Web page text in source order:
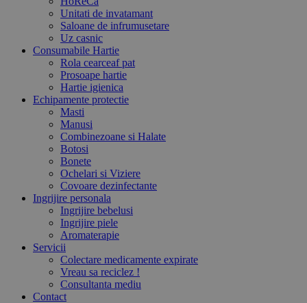
Unitati de invatamant
Saloane de infrumusetare
Uz casnic
Consumabile Hartie
Rola cearceaf pat
Prosoape hartie
Hartie igienica
Echipamente protectie
Masti
Manusi
Combinezoane si Halate
Botosi
Bonete
Ochelari si Viziere
Covoare dezinfectante
Ingrijire personala
Ingrijire bebelusi
Ingrijire piele
Aromaterapie
Servicii
Colectare medicamente expirate
Vreau sa reciclez !
Consultanta mediu
Contact